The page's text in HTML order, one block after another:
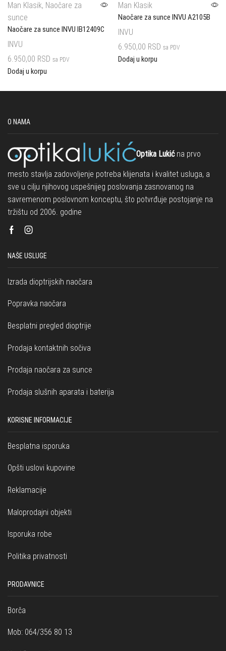
Man Klasik, Naočare za
sunce
Naočare za sunce INVU IB12409C
INVU
6.950,00 RSD sa PDV
Dodaj u korpu
Man Klasik
Naočare za sunce INVU A2105B
INVU
6.950,00 RSD sa PDV
Dodaj u korpu
O NAMA
Optika Lukićna prvo
mesto stavlja zadovoljenje potreba klijenata i kvalitet usluga, a
sve u cilju njihovog uspešnijeg poslovanja zasnovanog na
savremenom poslovnom konceptu, što potvrđuje postojanje na
tržištu od 2006. godine
FacebookInstagram
NAŠE USLUGE
Izrada dioptrijskih naočara
Popravka naočara
Besplatni pregled dioptrije
Prodaja kontaktnih sočiva
Prodaja naočara za sunce
Prodaja slušnih aparata i baterija
KORISNE INFORMACIJE
Besplatna isporuka
Opšti uslovi kupovine
Reklamacije
Maloprodajni objekti
Isporuka robe
Politika privatnosti
PRODAVNICE
Borča
Mob: 064/356 80 13